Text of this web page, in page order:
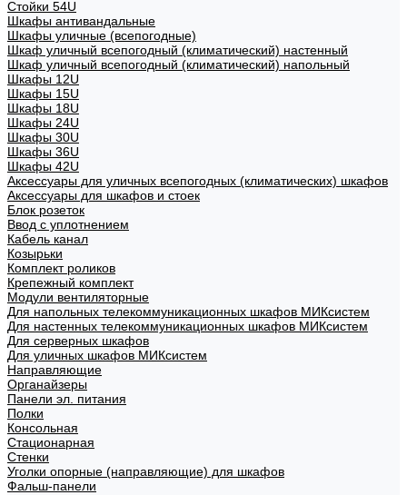
Стойки 54U
Шкафы антивандальные
Шкафы уличные (всепогодные)
Шкаф уличный всепогодный (климатический) настенный
Шкаф уличный всепогодный (климатический) напольный
Шкафы 12U
Шкафы 15U
Шкафы 18U
Шкафы 24U
Шкафы 30U
Шкафы 36U
Шкафы 42U
Аксессуары для уличных всепогодных (климатических) шкафов
Аксессуары для шкафов и стоек
Блок розеток
Ввод с уплотнением
Кабель канал
Козырьки
Комплект роликов
Крепежный комплект
Модули вентиляторные
Для напольных телекоммуникационных шкафов МИКсистем
Для настенных телекоммуникационных шкафов МИКсистем
Для серверных шкафов
Для уличных шкафов МИКсистем
Направляющие
Органайзеры
Панели эл. питания
Полки
Консольная
Стационарная
Стенки
Уголки опорные (направляющие) для шкафов
Фальш-панели